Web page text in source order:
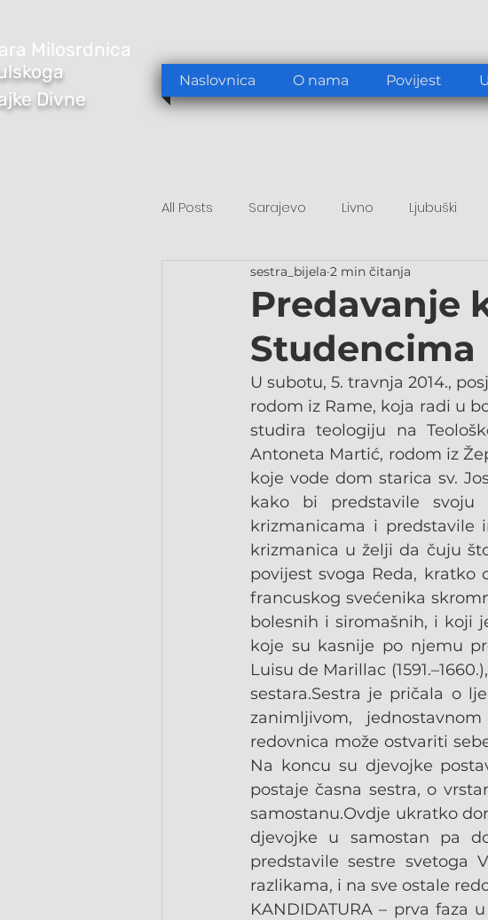
Naslovnica O nama Povijest
Milosrdnica
Divne
All Posts Sarajevo Livno Ljubuški
Tomislavgrad Sarajevo/Stup
Predavanje
Studencima
sestra_bijela 2 min čitanja
U subotu, 5. travnja 2014.,
rodom iz Rame, koja radi u
studira teologiju na
Antoneta Martić, rodom iz
koje vode dom starica sv.
kako bi predstavile svoju
krizmanicama i predstavile
krizmanica u želji da čuju
povijest svoga Reda, kratko
francuskog svećenika
bolesnih i siromašnih, i koji
koje su kasnije po njemu
Luisu de Marillac
sestara.Sestra je pričala o
zanimljivom,
redovnica može ostvariti
Na koncu su djevojke
postaje časna sestra, o
samostanu.Ovdje ukratko
djevojke u samostan pa
predstavile sestre
razlikama, i na sve ostale
KANDIDATURA – prva